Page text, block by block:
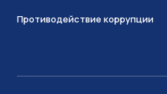
Противодействие коррупции